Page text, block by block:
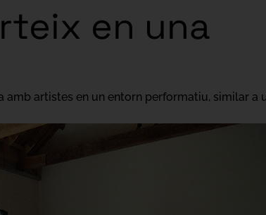
en una
artistes en un entorn performatiu, similar a